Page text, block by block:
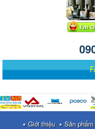
Giới thiệu Sản phẩm